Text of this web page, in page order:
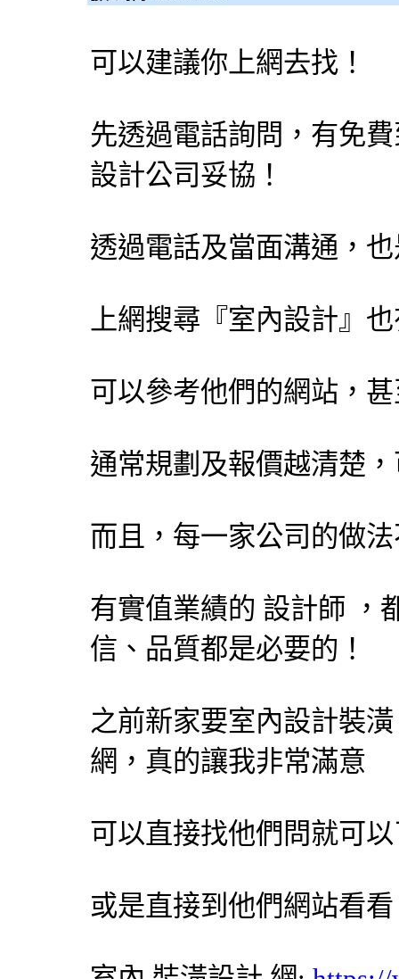
可以建議你上網去找！
先透過電話詢問，有免
設計公司妥協！
透過電話及當面溝通，
上網搜尋『室內設計』
可以參考他們的網站，
通常規劃及報價越清楚
而且，每一家公司的做
有實值業績的 設計師
，
信、品質都是必要的！
之前新家要室內設計裝
網，真的讓我非常滿意
可以直接找他們問就可
或是直接到他們網站看看